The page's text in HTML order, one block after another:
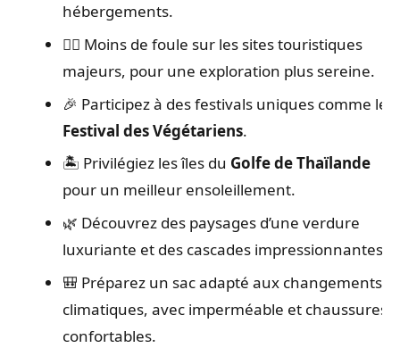
hébergements.
🧘‍♀️ Moins de foule sur les sites touristiques
majeurs, pour une exploration plus sereine.
🎉 Participez à des festivals uniques comme le
Festival des Végétariens.
🏝️ Privilégiez les îles du Golfe de Thaïlande
pour un meilleur ensoleillement.
🌿 Découvrez des paysages d’une verdure
luxuriante et des cascades impressionnantes.
🎒 Préparez un sac adapté aux changements
climatiques, avec imperméable et chaussures
confortables.